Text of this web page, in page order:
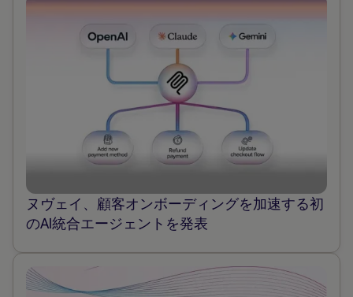
ヌヴェイ、顧客オンボーディングを加速する初
のAI統合エージェントを発表